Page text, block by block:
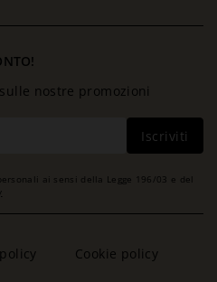
nostre promozioni
Iscriviti
ai sensi della Legge 196/03 e del
Cookie policy